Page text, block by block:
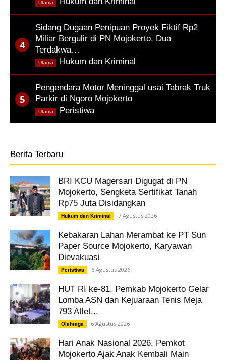
Utama
Sidang Dugaan Penipuan Proyek Fiktif Rp2
Miliar Bergulir di PN Mojokerto, Dua
Terdakwa…
Hukum dan Kriminal
Utama
Pengendara Motor Meninggal usai Tabrak Truk
Parkir di Ngoro Mojokerto
Peristiwa,
Utama
Berita Terbaru
BRI KCU Magersari Digugat di PN
Mojokerto, Sengketa Sertifikat Tanah
Rp75 Juta Disidangkan
Hukum dan Kriminal 7 Agustus 2026
Kebakaran Lahan Merambat ke PT Sun
Paper Source Mojokerto, Karyawan
Dievakuasi
Peristiwa 6 Agustus 2026
HUT RI ke-81, Pemkab Mojokerto Gelar
Lomba ASN dan Kejuaraan Tenis Meja
793 Atlet...
Olahraga 6 Agustus 2026
Hari Anak Nasional 2026, Pemkot
Mojokerto Ajak Anak Kembali Main